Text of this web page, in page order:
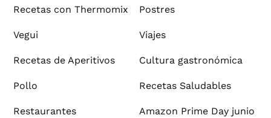
Recetas con Thermomix Postres
Vegui Viajes
Recetas de Aperitivos Cultura gastronómica
Pollo Recetas Saludables
Restaurantes
Amazon Prime Day junio